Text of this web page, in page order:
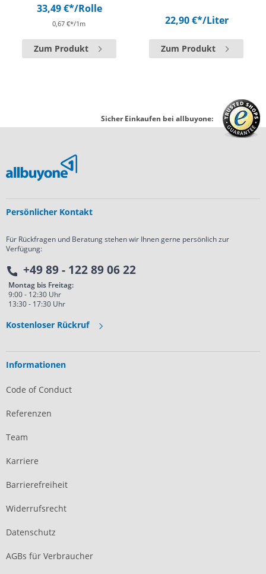
33,49 €*/Rolle
0,67 €*/1m
Zum Produkt
22,90 €*/Liter
Zum Produkt
Sicher Einkaufen bei allbuyone:
Persönlicher Kontakt
Für Rückfragen und Beratung stehen wir Ihnen gerne persönlich zur
Verfügung:
+49 89 - 122 89 06 22
Montag bis Freitag:
9:00 - 12:30 Uhr
13:30 - 17:30 Uhr
Kostenloser Rückruf
Informationen
Code of Conduct
Referenzen
Team
Karriere
Barrierefreiheit
Widerrufsrecht
Datenschutz
AGBs für Verbraucher